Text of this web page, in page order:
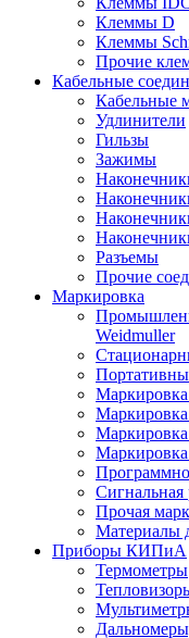
Клеммы D
Клеммы
Прочие
Кабельные
Кабельные
Удлинители
Гильзы
Зажимы
Разъемы
Прочие
Маркировка
Weidmuller
Маркировка
Маркировка
Сигнальная
Прочая
Материалы
Приборы КИПиА
Термометры